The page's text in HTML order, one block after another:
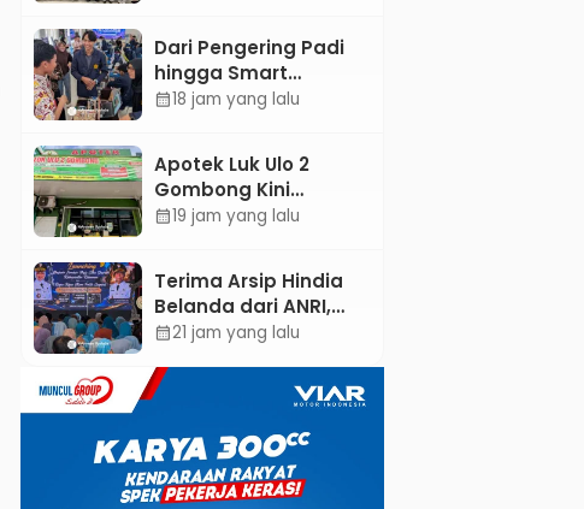
Dari Pengering Padi
hingga Smart
Parking: Mahasiswa
calendar_month18 jam yang lalu
Apotek Luk Ulo 2
Gombong Kini
Dilengkapi Layanan
calendar_month19 jam yang lalu
Terima Arsip Hindia
Belanda dari ANRI,
Pemkab Kebumen
Sejarah, Geopark,
Pertanian
calendar_month21 jam yang lalu